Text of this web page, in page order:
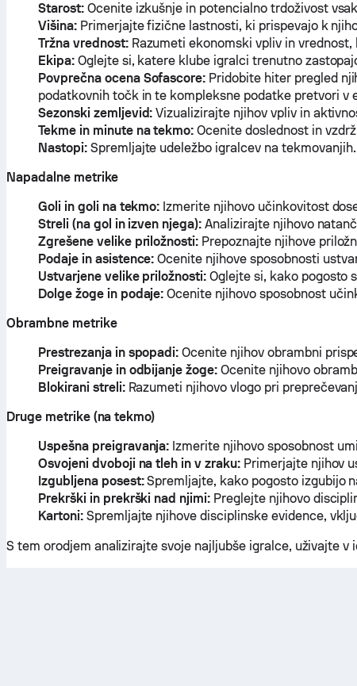
Starost:Ocenite izkušnje in potencialno trdoživost
Višina:Primerjajte fizične lastnosti, ki prispevajo k
Tržna vrednost:Razumeti ekonomski vpliv in
Ekipa:Oglejte si, katere klube igralci trenutno
Povprečna ocena Sofascore: Pridobite hiter pregled
podatkovnih točk in te kompleksne podatke pretvori v
Sezonski zemljevid: Vizualizirajte njihov vpliv in
Tekme in minute na tekmo: Ocenite doslednost in
Nastopi:Spremljajte udeležbo igralcev na tekmovanjih.
Napadalne metrike
Goli in goli na tekmo: Izmerite njihovo učinkovitost
Streli (na gol in izven njega): Analizirajte njihovo
Zgrešene velike priložnosti: Prepoznajte njihove
Podaje in asistence: Ocenite njihove sposobnosti
Ustvarjene velike priložnosti: Oglejte si, kako pogosto
Dolge žoge in podaje: Ocenite njihovo sposobnost
Obrambne metrike
Prestrezanja in spopadi: Ocenite njihov obrambni
Preigravanje in odbijanje žoge: Ocenite njihovo
Blokirani streli:Razumeti njihovo vlogo pri
Druge metrike (na tekmo)
Uspešna preigravanja: Izmerite njihovo sposobnost
Osvojeni dvoboji na tleh in v zraku: Primerjajte njihov
Izgubljena posest:Spremljajte, kako pogosto izgubijo
Prekrški in prekrški nad njimi: Preglejte njihovo
Kartoni:Spremljajte njihove disciplinske evidence,
S tem orodjem analizirajte svoje najljubše igralce, uživajte